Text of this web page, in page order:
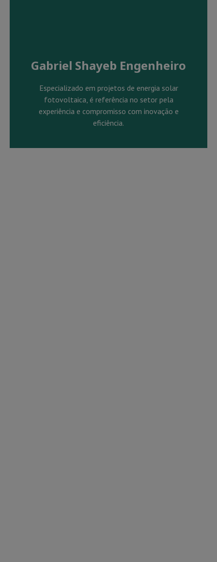
Gabriel Shayeb Engenheiro
Especializado em projetos de energia solar
fotovoltaica, é referência no setor pela
experiência e compromisso com inovação e
eficiência.